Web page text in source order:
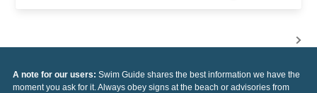
A note for our users: Swim Guide shares the best information we have the
moment you ask for it. Always obey signs at the beach or advisories from